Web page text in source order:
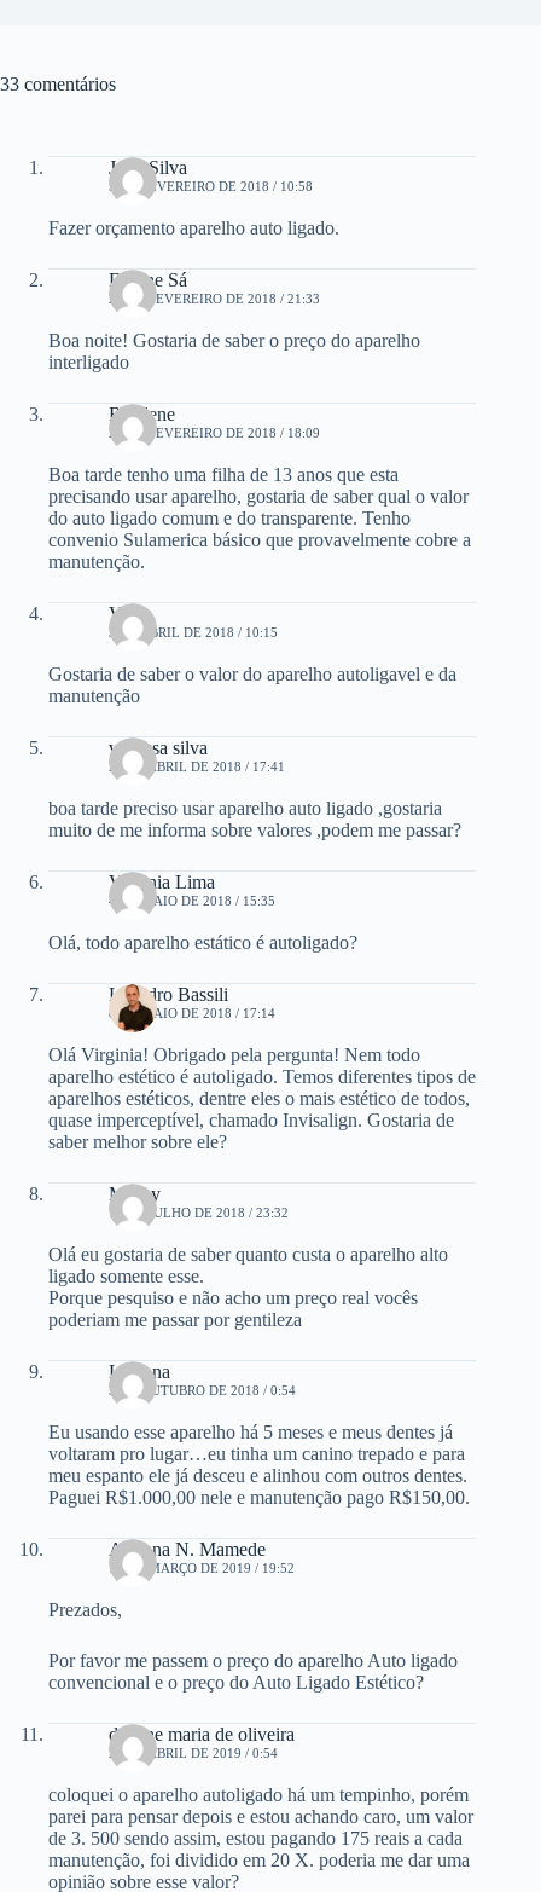
33 comentários
Julia Silva
5 DE FEVEREIRO DE 2018 / 10:58
Fazer orçamento aparelho auto ligado.
Daiane Sá
25 DE FEVEREIRO DE 2018 / 21:33
Boa noite! Gostaria de saber o preço do aparelho
interligado
Rosilene
28 DE FEVEREIRO DE 2018 / 18:09
Boa tarde tenho uma filha de 13 anos que esta
precisando usar aparelho, gostaria de saber qual o valor
do auto ligado comum e do transparente. Tenho
convenio Sulamerica básico que provavelmente cobre a
manutenção.
Vania
3 DE ABRIL DE 2018 / 10:15
Gostaria de saber o valor do aparelho autoligavel e da
manutenção
vanessa silva
26 DE ABRIL DE 2018 / 17:41
boa tarde preciso usar aparelho auto ligado ,gostaria
muito de me informa sobre valores ,podem me passar?
Virginia Lima
4 DE MAIO DE 2018 / 15:35
Olá, todo aparelho estático é autoligado?
Leandro Bassili
8 DE MAIO DE 2018 / 17:14
Olá Virginia! Obrigado pela pergunta! Nem todo
aparelho estético é autoligado. Temos diferentes tipos de
aparelhos estéticos, dentre eles o mais estético de todos,
quase imperceptível, chamado Invisalign. Gostaria de
saber melhor sobre ele?
Misley
19 DE JULHO DE 2018 / 23:32
Olá eu gostaria de saber quanto custa o aparelho alto
ligado somente esse.
Porque pesquiso e não acho um preço real vocês
poderiam me passar por gentileza
Luciana
3 DE OUTUBRO DE 2018 / 0:54
Eu usando esse aparelho há 5 meses e meus dentes já
voltaram pro lugar…eu tinha um canino trepado e para
meu espanto ele já desceu e alinhou com outros dentes.
Paguei R$1.000,00 nele e manutenção pago R$150,00.
Adriana N. Mamede
18 DE MARÇO DE 2019 / 19:52
Prezados,
Por favor me passem o preço do aparelho Auto ligado
convencional e o preço do Auto Ligado Estético?
dayane maria de oliveira
21 DE ABRIL DE 2019 / 0:54
coloquei o aparelho autoligado há um tempinho, porém
parei para pensar depois e estou achando caro, um valor
de 3. 500 sendo assim, estou pagando 175 reais a cada
manutenção, foi dividido em 20 X. poderia me dar uma
opinião sobre esse valor?